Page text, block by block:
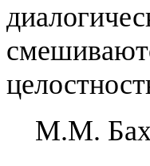
М.М.